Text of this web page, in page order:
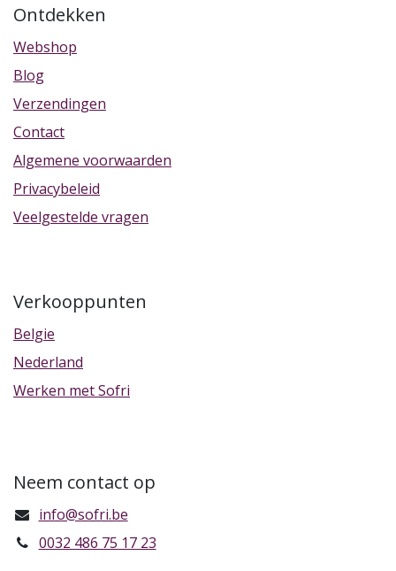
Ontdekken
Webshop
Blog
Verzendingen
Contact
Algemene voorwaarden
Privacybeleid
Veelgestelde vragen
Verkooppunten
Belgie
Nederland
Werken met Sofri
Neem contact op
info@sofri.be
0032 486 75 17 23